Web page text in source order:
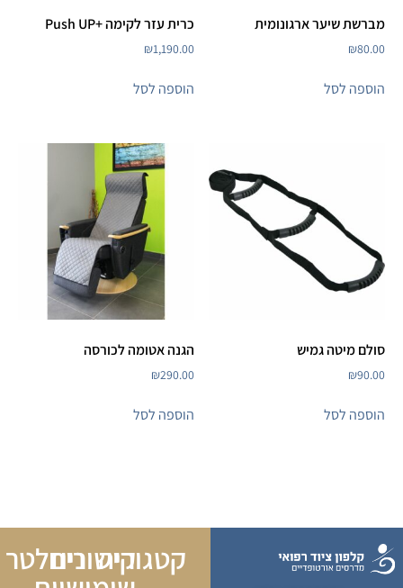
מברשת שיער ארגונומית
₪80.00
הוספה לסל
כרית עזר לקימה +Push UP
₪1,190.00
הוספה לסל
סולם מיטה גמיש
₪90.00
הוספה לסל
הגנה אטומה לכורסה
₪290.00
הוספה לסל
קטגוריהקישוריםניוזלטר